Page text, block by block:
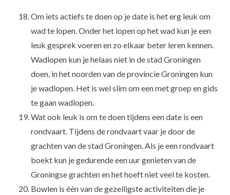
Om iets actiefs te doen op je date is het erg leuk om
wad te lopen. Onder het lopen op het wad kun je een
leuk gesprek voeren en zo elkaar beter leren kennen.
Wadlopen kun je helaas niet in de stad Groningen
doen, in het noorden van de provincie Groningen kun
je wadlopen. Het is wel slim om een met groep en gids
te gaan wadlopen.
Wat ook leuk is om te doen tijdens een date is een
rondvaart. Tijdens de rondvaart vaar je door de
grachten van de stad Groningen. Als je een rondvaart
boekt kun je gedurende een uur genieten van de
Groningse grachten en het hoeft niet veel te kosten.
Bowlen is één van de gezelligste activiteiten die je